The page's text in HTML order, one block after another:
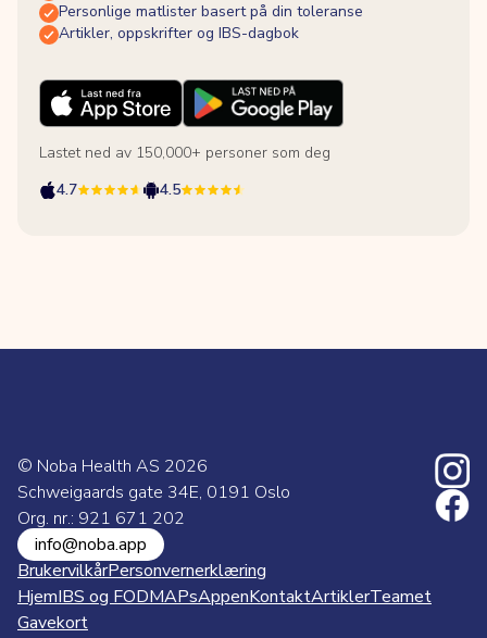
Personlige matlister basert på din toleranse
Artikler, oppskrifter og IBS-dagbok
Lastet ned av 150,000+ personer som deg
4.7
4.5
© Noba Health AS 2026
Schweigaards gate 34E, 0191 Oslo
Org. nr.: 921 671 202
info@noba.app
BrukervilkårPersonvernerklæring
HjemIBS og FODMAPsAppenKontaktArtiklerTeamet
Gavekort